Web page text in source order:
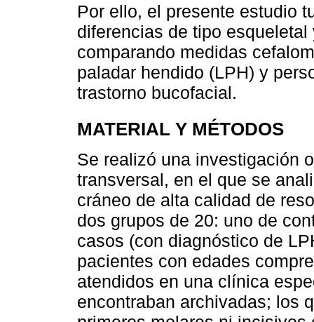
Por ello, el presente estudio
diferencias de tipo
comparando medidas
paladar hendido (LPH) y
trastorno bucofacial.
MATERIAL Y MÉTODOS
Se realizó una investigación
transversal, en el que se
cráneo de alta calidad de
dos grupos de 20: uno de
casos (con diagnóstico de
pacientes con edades
atendidos en una clínica
encontraban archivadas; los